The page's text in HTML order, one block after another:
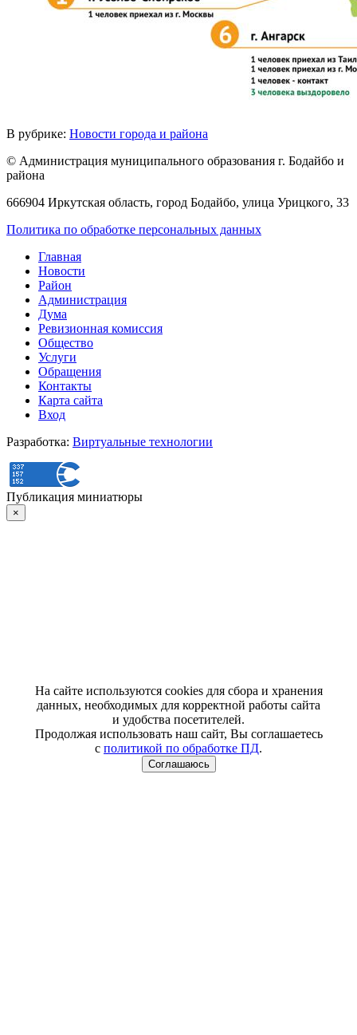
В рубрике: Новости города и района
© Администрация муниципального образования г. Бодайбо и
района
666904 Иркутская область, город Бодайбо, улица Урицкого, 33
Политика по обработке персональных данных
Главная
Новости
Район
Администрация
Дума
Ревизионная комиссия
Общество
Услуги
Обращения
Контакты
Карта сайта
Вход
Разработка: Виртуальные технологии
Публикация миниатюры
×
На сайте используются cookies для сбора и хранения
данных, необходимых для корректной работы сайта
и удобства посетителей.
Продолжая использовать наш сайт, Вы соглашаетесь
с политикой по обработке ПД.
Соглашаюсь